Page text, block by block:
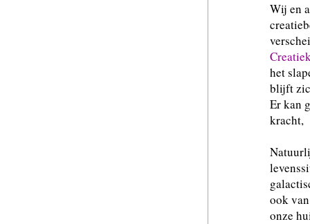
Wij en
het
blijft
Er kan
kracht,
ook
onze